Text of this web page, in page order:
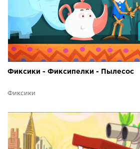
Фиксики - Фиксипелки - Пылесос
Фиксики